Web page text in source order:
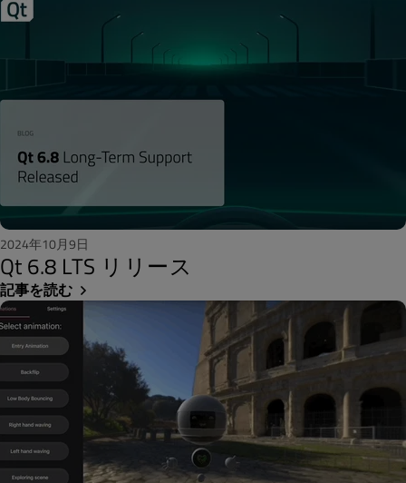
2024年10月9日
Qt 6.8 LTS リリース
記事を読む